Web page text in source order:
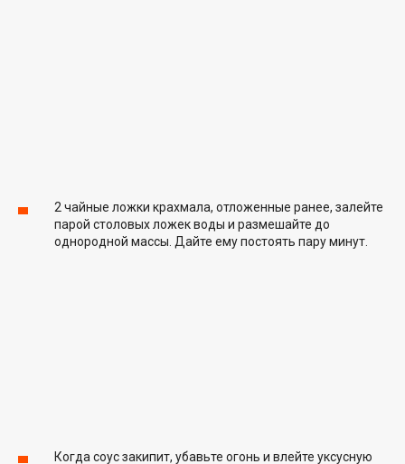
2 чайные ложки крахмала, отложенные ранее, залейте
парой столовых ложек воды и размешайте до
однородной массы. Дайте ему постоять пару минут.
Когда соус закипит, убавьте огонь и влейте уксусную